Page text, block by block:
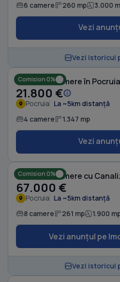
6 camere 260 mp 3.000
Vezi
Vezi istoricul
Comision 0%
Casă cu 4 camere în Pocruia
21.800 €
Pocruia La ~5km distanță
4 camere 1.347 mp
Vezi
Comision 0%
Casă cu 8 camere cu
67.000 €
Pocruia La ~5km distanță
8 camere 261 mp 1.900
Vezi anunțul pe
Vezi istoricul